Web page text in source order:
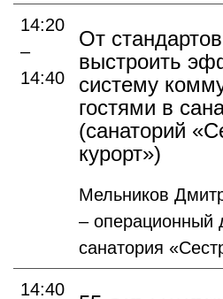
14:20
–
14:40
От
выстроить
систему
гостями в
(санаторий
курорт»)
Мельников
– операционный
санатория
14:40